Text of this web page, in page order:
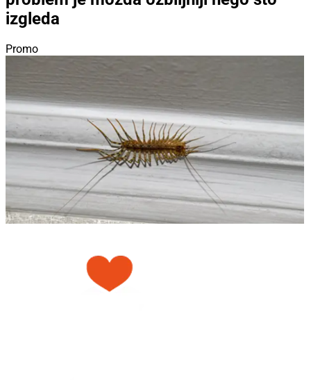
izgleda
Promo